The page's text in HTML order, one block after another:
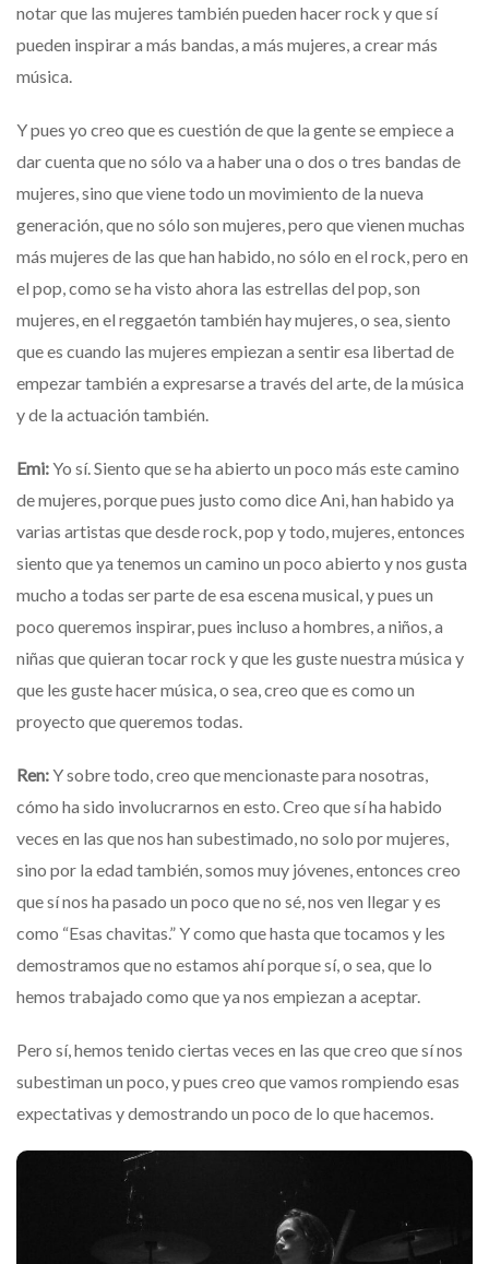
notar que las mujeres también pueden hacer rock y que sí
pueden inspirar a más bandas, a más mujeres, a crear más
música.
Y pues yo creo que es cuestión de que la gente se empiece a
dar cuenta que no sólo va a haber una o dos o tres bandas de
mujeres, sino que viene todo un movimiento de la nueva
generación, que no sólo son mujeres, pero que vienen muchas
más mujeres de las que han habido, no sólo en el rock, pero en
el pop, como se ha visto ahora las estrellas del pop, son
mujeres, en el reggaetón también hay mujeres, o sea, siento
que es cuando las mujeres empiezan a sentir esa libertad de
empezar también a expresarse a través del arte, de la música
y de la actuación también.
Emi:Yo sí. Siento que se ha abierto un poco más este camino
de mujeres, porque pues justo como dice Ani, han habido ya
varias artistas que desde rock, pop y todo, mujeres, entonces
siento que ya tenemos un camino un poco abierto y nos gusta
mucho a todas ser parte de esa escena musical, y pues un
poco queremos inspirar, pues incluso a hombres, a niños, a
niñas que quieran tocar rock y que les guste nuestra música y
que les guste hacer música, o sea, creo que es como un
proyecto que queremos todas.
Ren:Y sobre todo, creo que mencionaste para nosotras,
cómo ha sido involucrarnos en esto. Creo que sí ha habido
veces en las que nos han subestimado, no solo por mujeres,
sino por la edad también, somos muy jóvenes, entonces creo
que sí nos ha pasado un poco que no sé, nos ven llegar y es
como “Esas chavitas.”Y como que hasta que tocamos y les
demostramos que no estamos ahí porque sí, o sea, que lo
hemos trabajado como que ya nos empiezan a aceptar.
Pero sí, hemos tenido ciertas veces en las que creo que sí nos
subestiman un poco, y pues creo que vamos rompiendo esas
expectativas y demostrando un poco de lo que hacemos.